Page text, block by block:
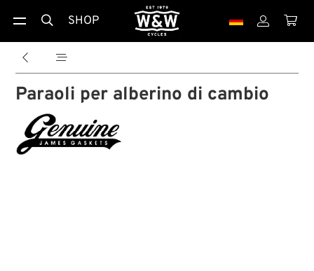
 SHOP  
 
Paraoli per alberino di cambio